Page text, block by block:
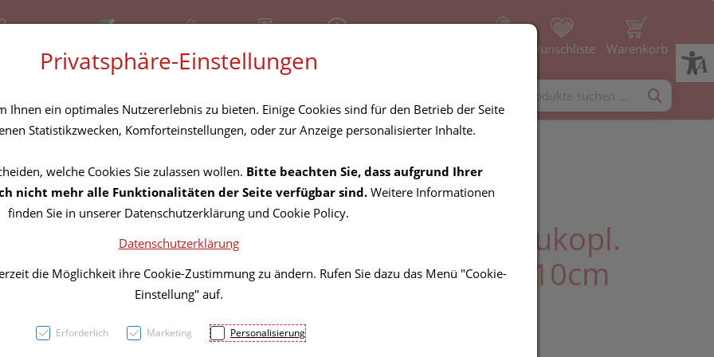
schließt in Kürze Über uns Rezept-Anfrage Wunschliste Warenkorb
Fixierbinden
Fixomull/stretch/leukopl.
Fixierverband 2mx10cm
Privatsphäre-Einstellungen
Ihnen ein optimales Nutzererlebnis zu bieten. Einige Cookies sind für den Betrieb der Seite
Statistikzwecken, Komforteinstellungen, oder zur Anzeige personalisierter Inhalte.
welche Cookies Sie zulassen wollen. Bitte beachten Sie, dass aufgrund Ihrer
nicht mehr alle Funktionalitäten der Seite verfügbar sind. Weitere Informationen
finden Sie in unserer Datenschutzerklärung und Cookie Policy.
Datenschutzerklärung
die Möglichkeit ihre Cookie-Zustimmung zu ändern. Rufen Sie dazu das Menü "Cookie-
Einstellung" auf.
Erforderlich Marketing Personalisierung